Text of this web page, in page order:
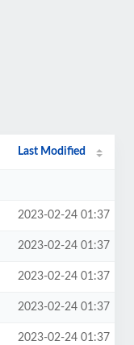
Last Modified
2023-02-24 01:37
2023-02-24 01:37
2023-02-24 01:37
2023-02-24 01:37
2023-02-24 01:37